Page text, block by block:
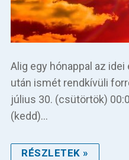
Alig egy hónappal az
után ismét rendkívüli
július 30. (csütörtök)
(kedd)…
RÉSZLETEK »